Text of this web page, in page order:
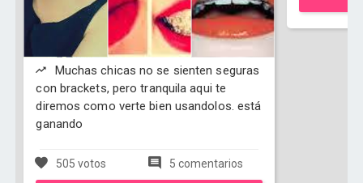
Muchas chicas no se sienten seguras
con brackets, pero tranquila aqui te
diremos como verte bien usandolos. está
ganando
505 votos 5 comentarios